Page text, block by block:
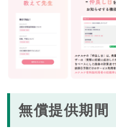
無償提供期間